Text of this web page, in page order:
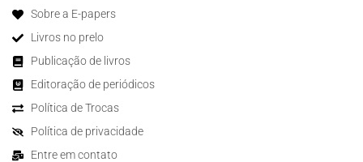
Sobre a E-papers
Livros no prelo
Publicação de livros
Editoração de periódicos
Política de Trocas
Política de privacidade
Entre em contato